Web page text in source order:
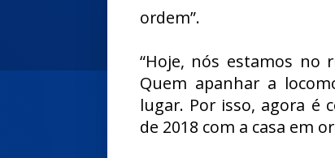
ordem”.
“Hoje, nós estamos no
Quem apanhar a
lugar. Por isso, agora é
de 2018 com a casa em